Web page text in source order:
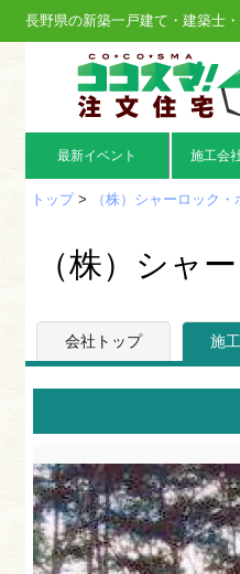
長野県の新築一戸建て・建築士
最新イベント 施工会
トップ> （株）シャーロック・
（株）シャ
会社トップ 施